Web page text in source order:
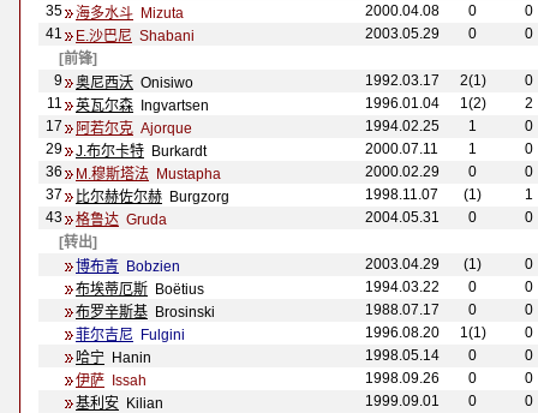
35
海多水斗 Mizuta 2000.04.08 0
0
41
E.沙巴尼 Shabani 2003.05.29 0
0
[前锋]
9
奥尼西沃 Onisiwo 1992.03.17 2(1)
0
11
英瓦尔森 Ingvartsen 1996.01.04 1(2)
2
17
阿若尔克 Ajorque 1994.02.25 1
0
29
J.布尔卡特 Burkardt 2000.07.11 1
0
36
M.穆斯塔法 Mustapha 2000.02.29 0
0
37
比尔赫佐尔赫 Burgzorg 1998.11.07 (1)
1
43
格鲁达 Gruda 2004.05.31 0
0
[转出]
博布青 Bobzien 2003.04.29 (1)
0
布埃蒂厄斯 Boëtius 1994.03.22 0
0
布罗辛斯基 Brosinski 1988.07.17 0
0
菲尔吉尼 Fulgini 1996.08.20 1(1)
0
哈宁 Hanin 1998.05.14 0
0
伊萨 Issah 1998.09.26 0
0
基利安 Kilian 1999.09.01 0
0